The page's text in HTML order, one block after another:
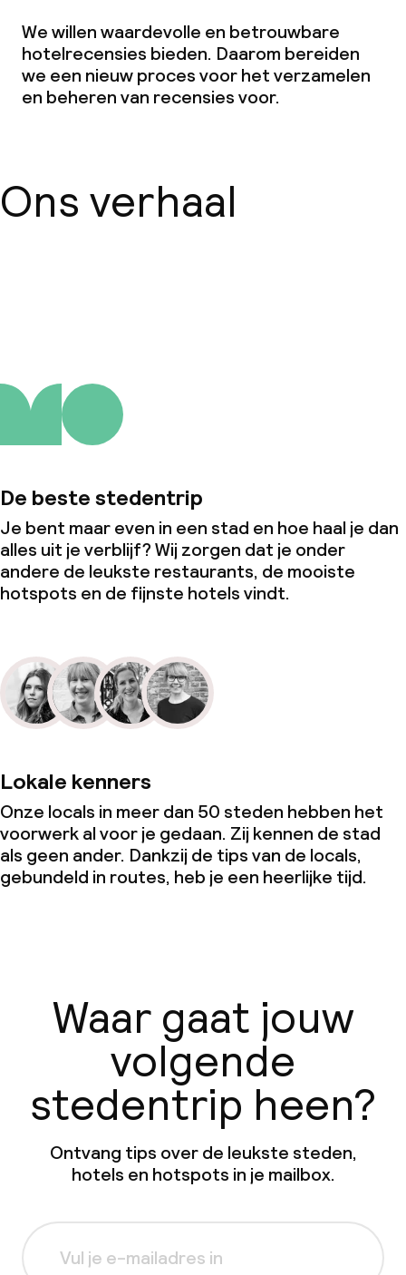
We willen waardevolle en betrouwbare
hotelrecensies bieden. Daarom bereiden
we een nieuw proces voor het verzamelen
en beheren van recensies voor.
Ons verhaal
De beste stedentrip
Je bent maar even in een stad en hoe haal je dan
alles uit je verblijf? Wij zorgen dat je onder
andere de leukste restaurants, de mooiste
hotspots en de fijnste hotels vindt.
Lokale kenners
Onze locals in meer dan 50 steden hebben het
voorwerk al voor je gedaan. Zij kennen de stad
als geen ander. Dankzij de tips van de locals,
gebundeld in routes, heb je een heerlijke tijd.
Waar gaat jouw
volgende
stedentrip heen?
Ontvang tips over de leukste steden,
hotels en hotspots in je mailbox.